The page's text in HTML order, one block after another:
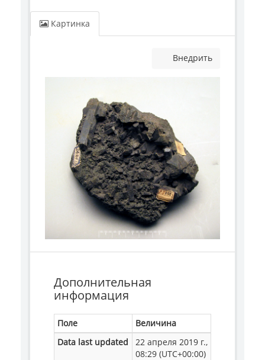
Картинка
Внедрить
Дополнительная
информация
Поле
Величина
Data last updated
22 апреля 2019 г.,
08:29 (UTC+00:00)